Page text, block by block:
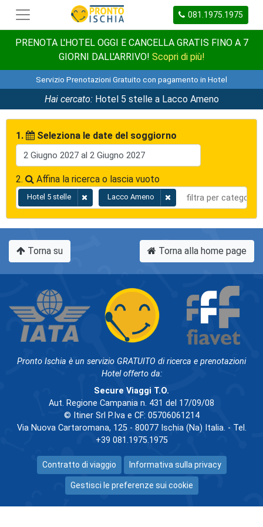
081.1975.1975
PRENOTA L'HOTEL OGGI E CANCELLA GRATIS FINO A 7
GIORNI DALL'ARRIVO! Scopri di più!
Servizio Prenotazioni Gratuito con pagamento in Hotel
Hai cercato:Hotel 5 stelle a Lacco Ameno
1. Seleziona le date del soggiorno
2. Affina la ricerca o lascia vuoto
Hotel 5 stelle Lacco Ameno
Torna su Torna alla home page
Pronto Ischia è un servizio GRATUITO di ricerca e prenotazioni
Hotel offerto da:
Secure Viaggi T.O.
Aut. Regione Campania n. 431 del 17/09/08
© Itiner Srl P.Iva e CF: 05706061214
Via Nuova Cartaromana, 125 - 80077 Ischia (Na) Italia. - Tel.
+39 081.1975.1975
Contratto di viaggio Informativa sulla privacy
Gestisci le preferenze sui cookie